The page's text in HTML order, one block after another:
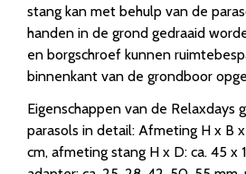
stang kan met behulp van de
handen in de grond gedraaid
en borgschroef kunnen
binnenkant van de grondboor
Eigenschappen van de Relaxdays
parasols in detail: Afmeting H x B
cm, afmeting stang H x D: ca. 45 x